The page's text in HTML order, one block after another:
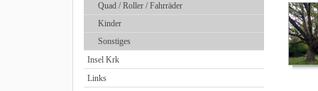
Quad / Roller / Fahrräder
Kinder
Sonstiges
Insel Krk
Links